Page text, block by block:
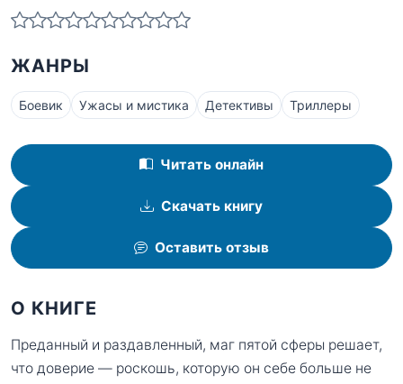
ЖАНРЫ
Боевик Ужасы и мистика Детективы Триллеры
Читать онлайн
Скачать книгу
Оставить отзыв
О КНИГЕ
Преданный и раздавленный, маг пятой сферы решает,
что доверие — роскошь, которую он себе больше не